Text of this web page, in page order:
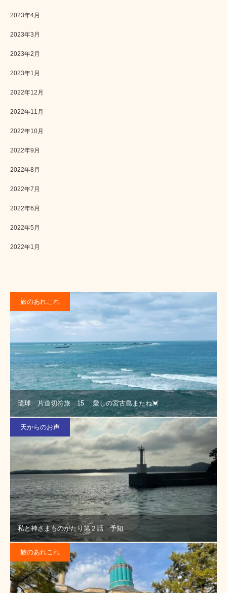
2023年4月
2023年3月
2023年2月
2023年1月
2022年12月
2022年11月
2022年10月
2022年9月
2022年8月
2022年7月
2022年6月
2022年5月
2022年1月
旅のあれこれ
琉球 片道切符旅 15 愛しの宮古島またね💓
天からのお声
私と神さまものがたり第２話 予知
旅のあれこれ